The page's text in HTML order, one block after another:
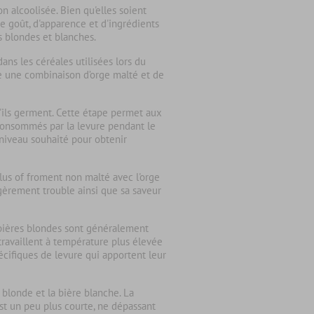
alcoolisée. Bien qu'elles soient
goût, d'apparence et d'ingrédients
et blanches.
les céréales utilisées lors du
combinaison d’orge malté et de
germent. Cette étape permet aux
par la levure pendant le
souhaité pour obtenir
of froment non malté avec l'orge
trouble ainsi que sa saveur
blondes sont généralement
à température plus élevée
de levure qui apportent leur
et la bière blanche. La
un peu plus courte, ne dépassant